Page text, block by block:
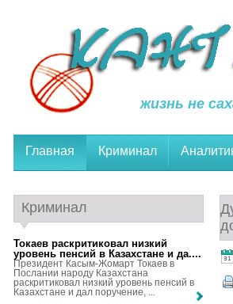
жизнь не
Главная Криминал
Криминал
Токаев раскритиковал низкий
уровень пенсий в Казахстане и да....
Президент Касым-Жомарт Токаев в
Послании народу Казахстана
раскритиковал низкий уровень пенсий в
Казахстане и дал поручение, ...